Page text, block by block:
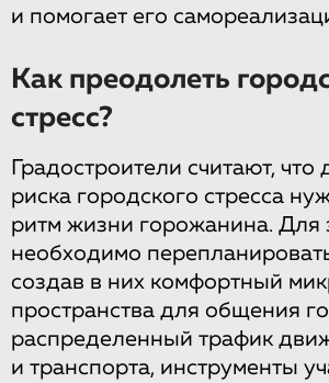
и помогает его
Как преодолеть
стресс?
Градостроители считают,
риска городского стресса
ритм жизни горожанина. Для
необходимо
создав в них комфортный
пространства для общения
распределенный трафик
и транспорта, инструменты